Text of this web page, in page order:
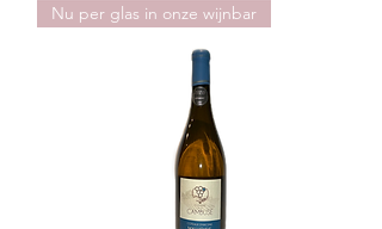
Nu per glas in onze wijnbar